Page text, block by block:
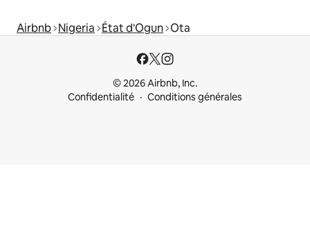
Airbnb Nigeria État d'Ogun Ota
© 2026 Airbnb, Inc.
Confidentialité
Conditions générales